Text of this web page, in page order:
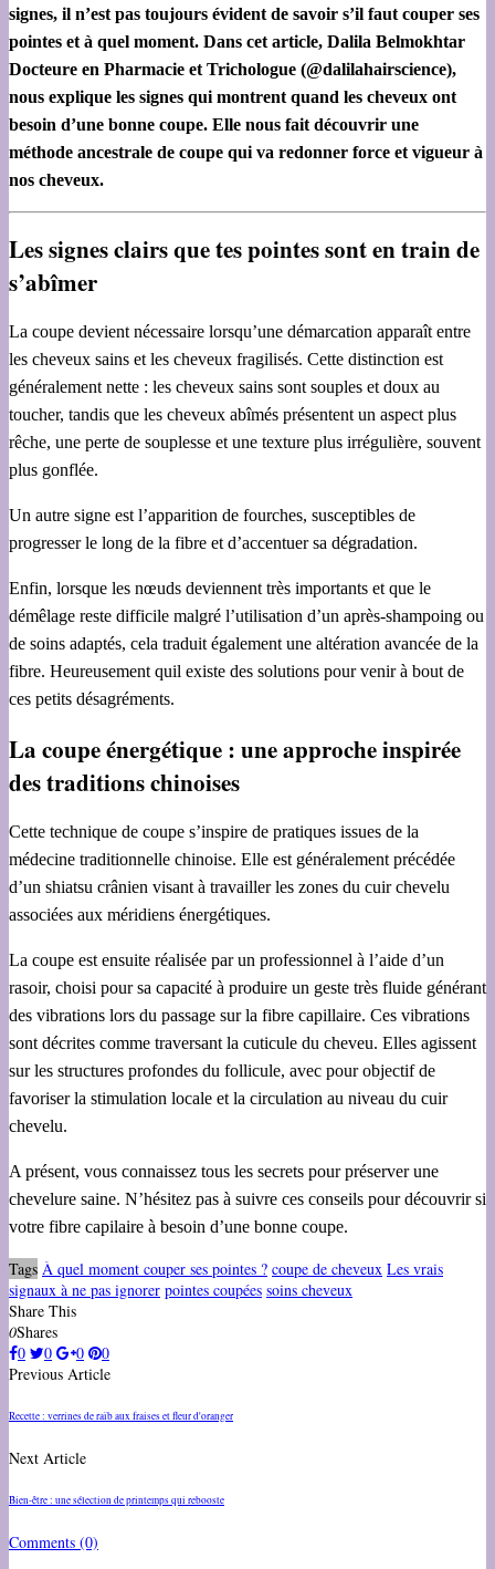
signes, il n’est pas toujours évident de savoir s’il faut couper ses
pointes et à quel moment. Dans cet article, Dalila Belmokhtar
Docteure en Pharmacie et Trichologue (@dalilahairscience),
nous explique les signes qui montrent quand les cheveux ont
besoin d’une bonne coupe. Elle nous fait découvrir une
méthode ancestrale de coupe qui va redonner force et vigueur à
nos cheveux.
Les signes clairs que tes pointes sont en train de
s’abîmer
La coupe devient nécessaire lorsqu’une démarcation apparaît entre
les cheveux sains et les cheveux fragilisés. Cette distinction est
généralement nette : les cheveux sains sont souples et doux au
toucher, tandis que les cheveux abîmés présentent un aspect plus
rêche, une perte de souplesse et une texture plus irrégulière, souvent
plus gonflée.
Un autre signe est l’apparition de fourches, susceptibles de
progresser le long de la fibre et d’accentuer sa dégradation.
Enfin, lorsque les nœuds deviennent très importants et que le
démêlage reste difficile malgré l’utilisation d’un après-shampoing ou
de soins adaptés, cela traduit également une altération avancée de la
fibre. Heureusement quil existe des solutions pour venir à bout de
ces petits désagréments.
La coupe énergétique : une approche inspirée
des traditions chinoises
Cette technique de coupe s’inspire de pratiques issues de la
médecine traditionnelle chinoise. Elle est généralement précédée
d’un shiatsu crânien visant à travailler les zones du cuir chevelu
associées aux méridiens énergétiques.
La coupe est ensuite réalisée par un professionnel à l’aide d’un
rasoir, choisi pour sa capacité à produire un geste très fluide générant
des vibrations lors du passage sur la fibre capillaire. Ces vibrations
sont décrites comme traversant la cuticule du cheveu. Elles agissent
sur les structures profondes du follicule, avec pour objectif de
favoriser la stimulation locale et la circulation au niveau du cuir
chevelu.
A présent, vous connaissez tous les secrets pour préserver une
chevelure saine. N’hésitez pas à suivre ces conseils pour découvrir si
votre fibre capilaire à besoin d’une bonne coupe.
Tags À quel moment couper ses pointes ? coupe de cheveux Les vrais
signaux à ne pas ignorer pointes coupées soins cheveux
Share This
0Shares
0
0 0
0
Previous Article
Recette : verrines de raïb aux fraises et fleur d'oranger
Next Article
Bien-être : une sélection de printemps qui rebooste
Comments (0)